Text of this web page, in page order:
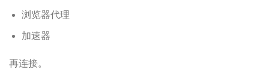
浏览器代理
加速器
再连接。